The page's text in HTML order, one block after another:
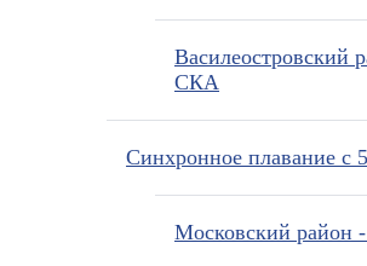
Василеостровский
СКА
Синхронное плавание с
Московский район